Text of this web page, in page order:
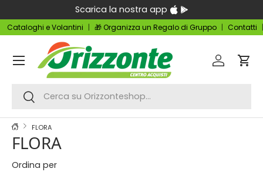
Passa ai contenuti
Scarica la nostra app
Cataloghi e Volantini 🎁 Organizza un Regalo di Gruppo Contatti
Cerca
Cerca
Accedi
Menu
FLORA
FLORA
Ordina per